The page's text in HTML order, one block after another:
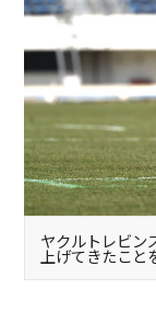
ヤクルトレビン
上げてきたこ